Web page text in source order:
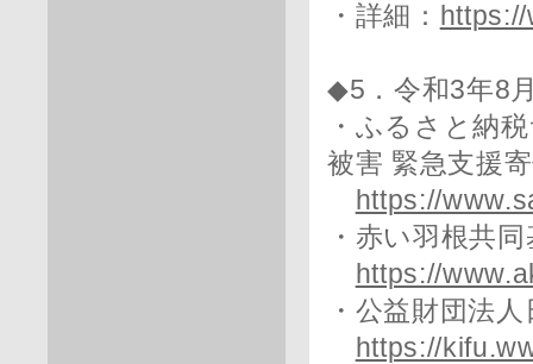
・詳細：
◆5．令和3年8
・ふるさと納
被害 緊急支援
https://
・赤い羽根共
https://
・公益財団法
https://